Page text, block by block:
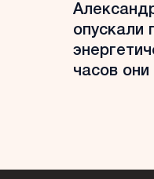
опускали
часов